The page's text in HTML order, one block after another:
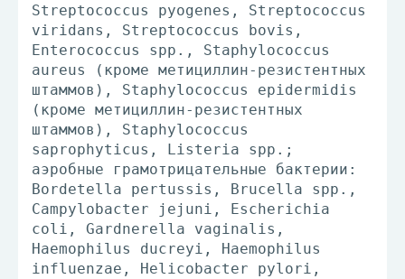
Streptococcus pyogenes, Streptococcus
viridans, Streptococcus bovis,
Enterococcus spp., Staphylococcus
aureus (кроме метициллин-резистентных
штаммов), Staphylococcus epidermidis
(кроме метициллин-резистентных
штаммов), Staphylococcus
saprophyticus, Listeria spp.;
аэробные грамотрицательные бактерии:
Bordetella pertussis, Brucella spp.,
Campylobacter jejuni, Escherichia
coli, Gardnerella vaginalis,
Haemophilus ducreyi, Haemophilus
influenzae, Helicobacter pylori,